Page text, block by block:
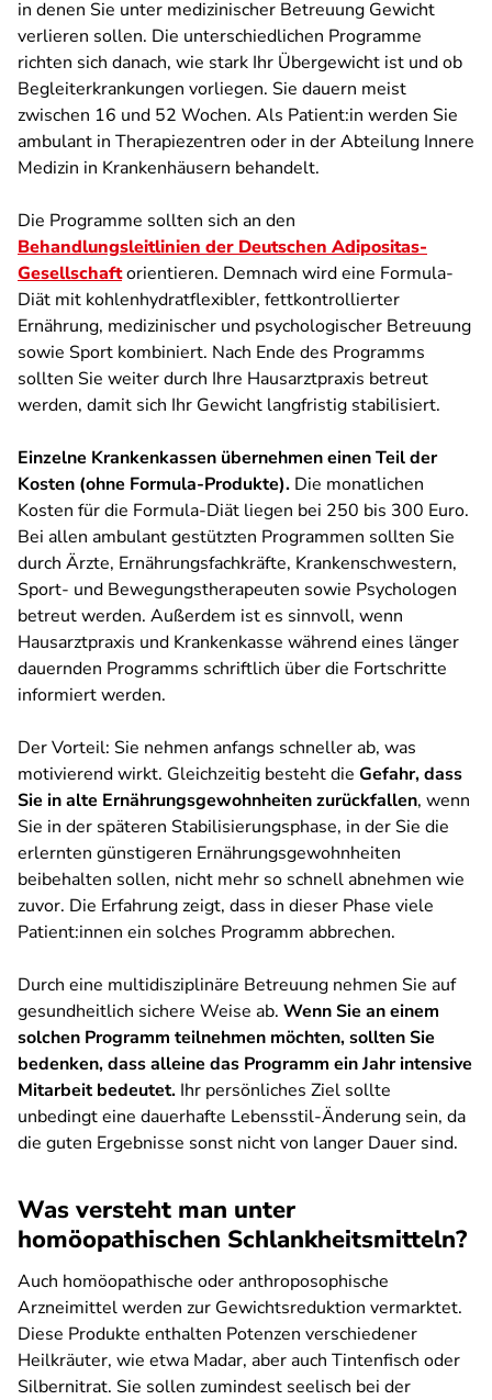
in denen Sie unter medizinischer Betreuung Gewicht
verlieren sollen. Die unterschiedlichen Programme
richten sich danach, wie stark Ihr Übergewicht ist und ob
Begleiterkrankungen vorliegen. Sie dauern meist
zwischen 16 und 52 Wochen. Als Patient:in werden Sie
ambulant in Therapiezentren oder in der Abteilung Innere
Medizin in Krankenhäusern behandelt.
Die Programme sollten sich an den
Behandlungsleitlinien der Deutschen Adipositas-
Gesellschaftorientieren. Demnach wird eine Formula-
Diät mit kohlenhydratflexibler, fettkontrollierter
Ernährung, medizinischer und psychologischer Betreuung
sowie Sport kombiniert. Nach Ende des Programms
sollten Sie weiter durch Ihre Hausarztpraxis betreut
werden, damit sich Ihr Gewicht langfristig stabilisiert.
Einzelne Krankenkassen übernehmen einen Teil der
Kosten (ohne Formula-Produkte). Die monatlichen
Kosten für die Formula-Diät liegen bei 250 bis 300 Euro.
Bei allen ambulant gestützten Programmen sollten Sie
durch Ärzte, Ernährungsfachkräfte, Krankenschwestern,
Sport- und Bewegungstherapeuten sowie Psychologen
betreut werden. Außerdem ist es sinnvoll, wenn
Hausarztpraxis und Krankenkasse während eines länger
dauernden Programms schriftlich über die Fortschritte
informiert werden.
Der Vorteil: Sie nehmen anfangs schneller ab, was
motivierend wirkt. Gleichzeitig besteht die Gefahr, dass
Sie in alte Ernährungsgewohnheiten zurückfallen, wenn
Sie in der späteren Stabilisierungsphase, in der Sie die
erlernten günstigeren Ernährungsgewohnheiten
beibehalten sollen, nicht mehr so schnell abnehmen wie
zuvor. Die Erfahrung zeigt, dass in dieser Phase viele
Patient:innen ein solches Programm abbrechen.
Durch eine multidisziplinäre Betreuung nehmen Sie auf
gesundheitlich sichere Weise ab. Wenn Sie an einem
solchen Programm teilnehmen möchten, sollten Sie
bedenken, dass alleine das Programm ein Jahr intensive
Mitarbeit bedeutet. Ihr persönliches Ziel sollte
unbedingt eine dauerhafte Lebensstil-Änderung sein, da
die guten Ergebnisse sonst nicht von langer Dauer sind.
Was versteht man unter
homöopathischen Schlankheitsmitteln?
Auch homöopathische oder anthroposophische
Arzneimittel werden zur Gewichtsreduktion vermarktet.
Diese Produkte enthalten Potenzen verschiedener
Heilkräuter, wie etwa Madar, aber auch Tintenfisch oder
Silbernitrat. Sie sollen zumindest seelisch bei der